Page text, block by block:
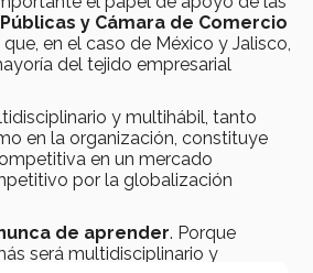
y Cámara de Comercio
en el caso de México y Jalisco,
del tejido empresarial
y multihábil, tanto
en la organización, constituye
en un mercado
por la globalización
de aprender. Porque
será multidisciplinario y